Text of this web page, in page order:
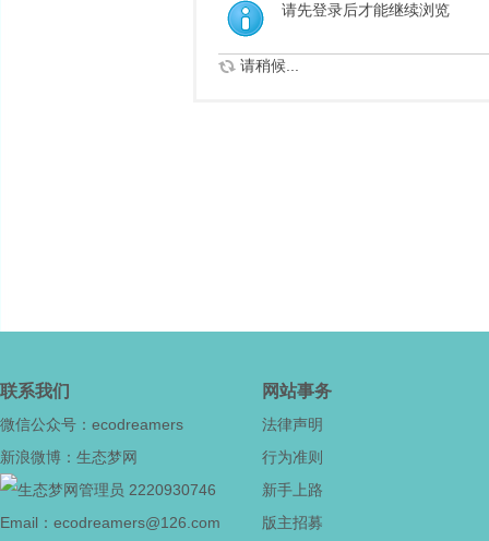
请先登录后才能继续浏览
请稍候...
联系我们
微信公众号：ecodreamers
新浪微博：生态梦网
2220930746
Email：ecodreamers@126.com
网站事务
法律声明
行为准则
新手上路
版主招募